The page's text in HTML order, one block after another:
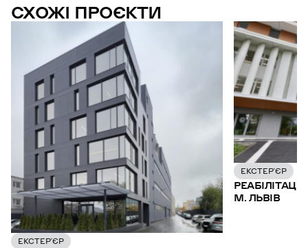
СХОЖІ ПРОЄКТИ
ЕКСТЕР’ЄР
ЕКСТЕР’ЄР
М. ЛЬВІВ